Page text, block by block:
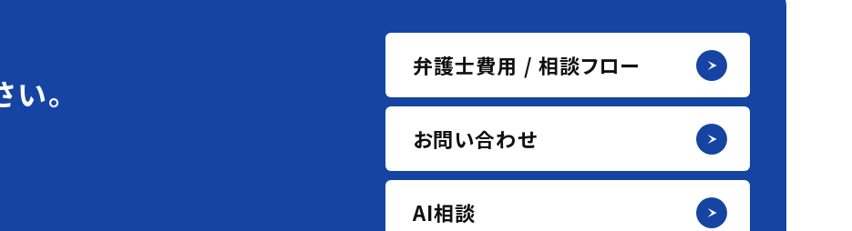
。
弁護士費用 / 相談フロー
お問い合わせ
AI相談